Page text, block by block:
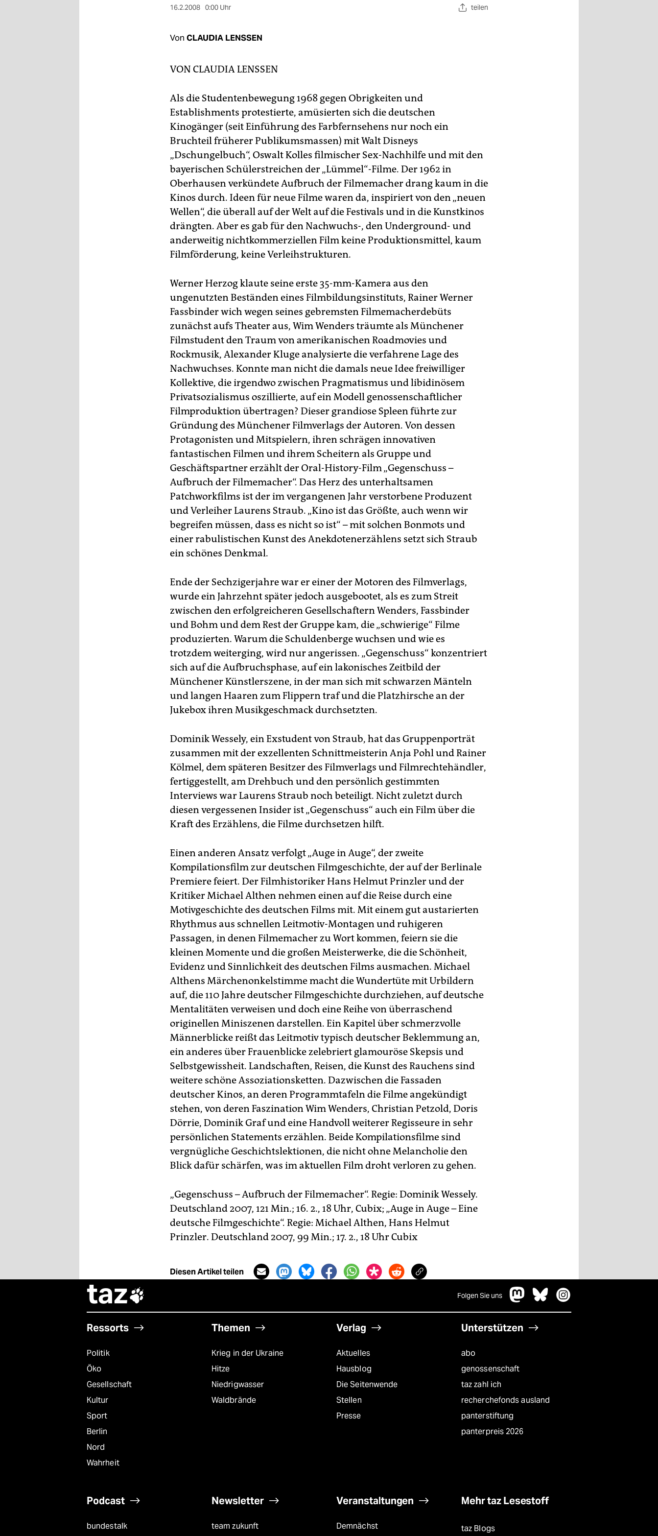
16.2.2008 0:00 Uhr teilen
Von CLAUDIA LENSSEN
VON CLAUDIA LENSSEN
Als die Studentenbewegung 1968 gegen Obrigkeiten und
Establishments protestierte, amüsierten sich die deutschen
Kinogänger (seit Einführung des Farbfernsehens nur noch ein
Bruchteil früherer Publikumsmassen) mit Walt Disneys
„Dschungelbuch“, Oswalt Kolles filmischer Sex-Nachhilfe und mit den
bayerischen Schülerstreichen der „Lümmel“-Filme. Der 1962 in
Oberhausen verkündete Aufbruch der Filmemacher drang kaum in die
Kinos durch. Ideen für neue Filme waren da, inspiriert von den „neuen
Wellen“, die überall auf der Welt auf die Festivals und in die Kunstkinos
drängten. Aber es gab für den Nachwuchs-, den Underground- und
anderweitig nichtkommerziellen Film keine Produktionsmittel, kaum
Filmförderung, keine Verleihstrukturen.
Werner Herzog klaute seine erste 35-mm-Kamera aus den
ungenutzten Beständen eines Filmbildungsinstituts, Rainer Werner
Fassbinder wich wegen seines gebremsten Filmemacherdebüts
zunächst aufs Theater aus, Wim Wenders träumte als Münchener
Filmstudent den Traum von amerikanischen Roadmovies und
Rockmusik, Alexander Kluge analysierte die verfahrene Lage des
Nachwuchses. Konnte man nicht die damals neue Idee freiwilliger
Kollektive, die irgendwo zwischen Pragmatismus und libidinösem
Privatsozialismus oszillierte, auf ein Modell genossenschaftlicher
Filmproduktion übertragen? Dieser grandiose Spleen führte zur
Gründung des Münchener Filmverlags der Autoren. Von dessen
Protagonisten und Mitspielern, ihren schrägen innovativen
fantastischen Filmen und ihrem Scheitern als Gruppe und
Geschäftspartner erzählt der Oral-History-Film „Gegenschuss –
Aufbruch der Filmemacher“. Das Herz des unterhaltsamen
Patchworkfilms ist der im vergangenen Jahr verstorbene Produzent
und Verleiher Laurens Straub. „Kino ist das Größte, auch wenn wir
begreifen müssen, dass es nicht so ist“ – mit solchen Bonmots und
einer rabulistischen Kunst des Anekdotenerzählens setzt sich Straub
ein schönes Denkmal.
Ende der Sechzigerjahre war er einer der Motoren des Filmverlags,
wurde ein Jahrzehnt später jedoch ausgebootet, als es zum Streit
zwischen den erfolgreicheren Gesellschaftern Wenders, Fassbinder
und Bohm und dem Rest der Gruppe kam, die „schwierige“ Filme
produzierten. Warum die Schuldenberge wuchsen und wie es
trotzdem weiterging, wird nur angerissen. „Gegenschuss“ konzentriert
sich auf die Aufbruchsphase, auf ein lakonisches Zeitbild der
Münchener Künstlerszene, in der man sich mit schwarzen Mänteln
und langen Haaren zum Flippern traf und die Platzhirsche an der
Jukebox ihren Musikgeschmack durchsetzten.
Dominik Wessely, ein Exstudent von Straub, hat das Gruppenporträt
zusammen mit der exzellenten Schnittmeisterin Anja Pohl und Rainer
Kölmel, dem späteren Besitzer des Filmverlags und Filmrechtehändler,
fertiggestellt, am Drehbuch und den persönlich gestimmten
Interviews war Laurens Straub noch beteiligt. Nicht zuletzt durch
diesen vergessenen Insider ist „Gegenschuss“ auch ein Film über die
Kraft des Erzählens, die Filme durchsetzen hilft.
Einen anderen Ansatz verfolgt „Auge in Auge“, der zweite
Kompilationsfilm zur deutschen Filmgeschichte, der auf der Berlinale
Premiere feiert. Der Filmhistoriker Hans Helmut Prinzler und der
Kritiker Michael Althen nehmen einen auf die Reise durch eine
Motivgeschichte des deutschen Films mit. Mit einem gut austarierten
Rhythmus aus schnellen Leitmotiv-Montagen und ruhigeren
Passagen, in denen Filmemacher zu Wort kommen, feiern sie die
kleinen Momente und die großen Meisterwerke, die die Schönheit,
Evidenz und Sinnlichkeit des deutschen Films ausmachen. Michael
Althens Märchenonkelstimme macht die Wundertüte mit Urbildern
auf, die 110 Jahre deutscher Filmgeschichte durchziehen, auf deutsche
Mentalitäten verweisen und doch eine Reihe von überraschend
originellen Miniszenen darstellen. Ein Kapitel über schmerzvolle
Männerblicke reißt das Leitmotiv typisch deutscher Beklemmung an,
ein anderes über Frauenblicke zelebriert glamouröse Skepsis und
Selbstgewissheit. Landschaften, Reisen, die Kunst des Rauchens sind
weitere schöne Assoziationsketten. Dazwischen die Fassaden
deutscher Kinos, an deren Programmtafeln die Filme angekündigt
stehen, von deren Faszination Wim Wenders, Christian Petzold, Doris
Dörrie, Dominik Graf und eine Handvoll weiterer Regisseure in sehr
persönlichen Statements erzählen. Beide Kompilationsfilme sind
vergnügliche Geschichtslektionen, die nicht ohne Melancholie den
Blick dafür schärfen, was im aktuellen Film droht verloren zu gehen.
„Gegenschuss – Aufbruch der Filmemacher“. Regie: Dominik Wessely.
Deutschland 2007, 121 Min.; 16. 2., 18 Uhr, Cubix; „Auge in Auge – Eine
deutsche Filmgeschichte“. Regie: Michael Althen, Hans Helmut
Prinzler. Deutschland 2007, 99 Min.; 17. 2., 18 Uhr Cubix
Diesen Artikel teilen
taz Folgen Sie uns
Ressorts
Politik
Öko
Gesellschaft
Kultur
Sport
Berlin
Nord
Wahrheit
Themen
Krieg in der Ukraine
Hitze
Niedrigwasser
Waldbrände
Verlag
Aktuelles
Hausblog
Die Seitenwende
Stellen
Presse
Unterstützen
abo
genossenschaft
taz zahl ich
recherchefonds ausland
panterstiftung
panterpreis 2026
Podcast
bundestalk
Newsletter
team zukunft
Veranstaltungen
Demnächst
Mehr taz Lesestoff
taz Blogs